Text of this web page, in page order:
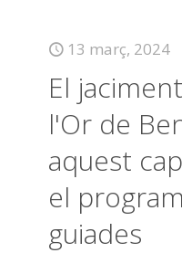
13 març, 2024
El
l'Or de
aquest
el
guiades